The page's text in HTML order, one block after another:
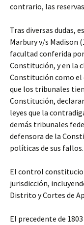
contrario, las
Tras diversas dudas,
Marbury v/s Madison
facultad conferida
Constitución, y en la
Constitución como el
que los tribunales
Constitución,
leyes que la
demás tribunales
defensora de la
políticas de sus fallos.
El control
jurisdicción,
Distrito y Cortes de
El precedente de